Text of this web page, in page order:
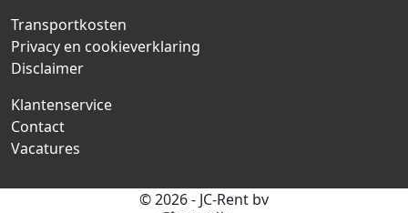
Transportkosten
Privacy en cookieverklaring
Disclaimer
Klantenservice
Contact
Vacatures
© 2026 - JC-Rent bv